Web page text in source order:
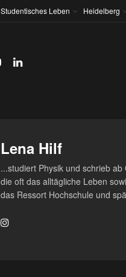
Studentisches Leben Heidelberg
Lena Hilf
...studiert Physik und schrieb
die oft das alltägliche Leben
das Ressort Hochschule und